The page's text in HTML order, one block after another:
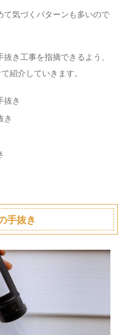
気づくパターンも多いので
き工事を指摘できるよう、
紹介していきます。
抜き
き
手抜き